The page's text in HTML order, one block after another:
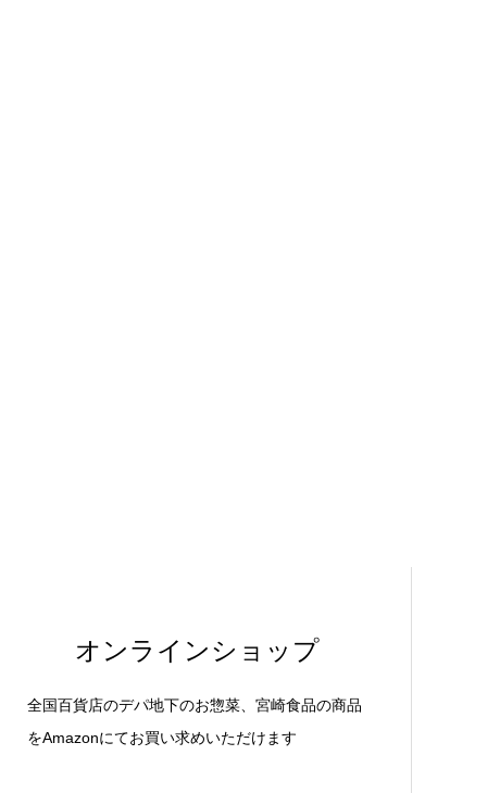
オンラインショップ
全国百貨店のデパ地下のお惣菜、宮崎食品の商品
をAmazonにてお買い求めいただけます